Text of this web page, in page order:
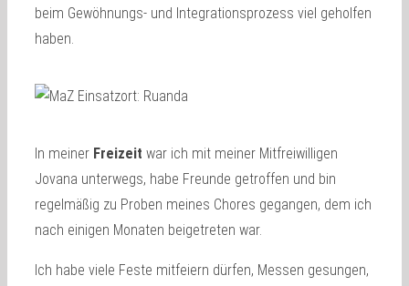
beim Gewöhnungs- und Integrationsprozess viel geholfen
haben.
In meiner Freizeit war ich mit meiner Mitfreiwilligen
Jovana unterwegs, habe Freunde getroffen und bin
regelmäßig zu Proben meines Chores gegangen, dem ich
nach einigen Monaten beigetreten war.
Ich habe viele Feste mitfeiern dürfen, Messen gesungen,